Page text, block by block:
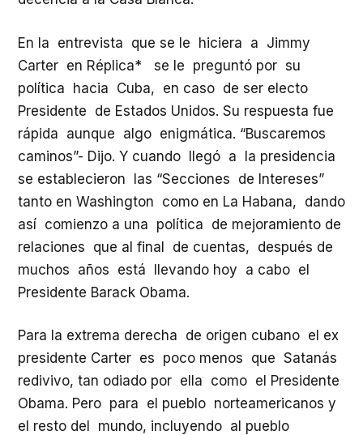
En la entrevista que se le hiciera a Jimmy
Carter en Réplica* se le preguntó por su
política hacia Cuba, en caso de ser electo
Presidente de Estados Unidos. Su respuesta fue
rápida aunque algo enigmática. “Buscaremos
caminos”- Dijo. Y cuando llegó a la presidencia
se establecieron las “Secciones de Intereses”
tanto en Washington como en La Habana, dando
así comienzo a una política de mejoramiento de
relaciones que al final de cuentas, después de
muchos años está llevando hoy a cabo el
Presidente Barack Obama.
Para la extrema derecha de origen cubano el ex
presidente Carter es poco menos que Satanás
redivivo, tan odiado por ella como el Presidente
Obama. Pero para el pueblo norteamericanos y
el resto del mundo, incluyendo al pueblo